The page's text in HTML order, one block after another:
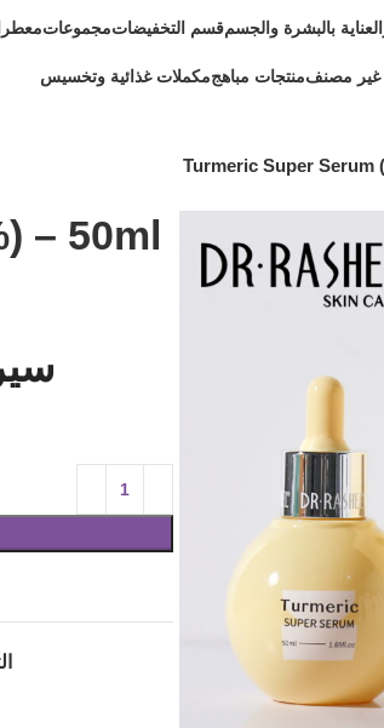
العناية بالبشرة والجسمقسم التخفيضاتمجموعات
غير مصنفمنتجات مباهجمكملات غذائية وتخسيس
Turmeric Super Serum
– 50ml